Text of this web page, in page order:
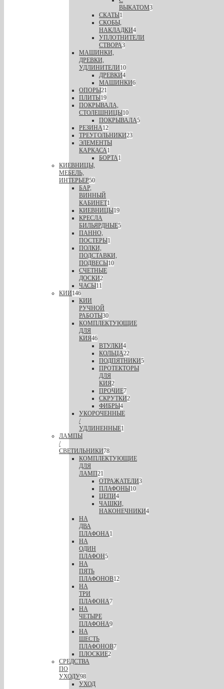
ВЫКАТОМ3
СКАТЫ1
СКОБЫ,
НАКЛАДКИ4
УПЛОТНИТЕЛИ
СТВОРА3
МАШИНКИ,
ДРЕВКИ,
УДЛИНИТЕЛИ10
ДРЕВКИ4
МАШИНКИ6
ОПОРЫ21
ПЛИТЫ19
ПОКРЫВАЛА,
СТОЛЕШНИЦЫ10
ПОКРЫВАЛА5
РЕЗИНА12
ТРЕУГОЛЬНИКИ23
ЭЛЕМЕНТЫ
КАРКАСА1
БОРТА1
КИЕВНИЦЫ,
МЕБЕЛЬ,
ИНТЕРЬЕР50
БАР,
ВИННЫЙ
КАБИНЕТ1
КИЕВНИЦЫ19
КРЕСЛА
БИЛЬЯРДНЫЕ5
ПАННО,
ПОСТЕРЫ1
ПОЛКИ,
ПОДСТАВКИ,
ПОДВЕСЫ10
СЧЕТНЫЕ
ДОСКИ2
ЧАСЫ11
КИИ146
КИИ
РУЧНОЙ
РАБОТЫ30
КОМПЛЕКТУЮЩИЕ
ДЛЯ
КИЯ46
ВТУЛКИ4
КОЛЬЦА22
ПОДПЯТНИКИ5
ПРОТЕКТОРЫ
ДЛЯ
КИЯ2
ПРОЧИЕ7
СКРУТКИ2
ФИБРЫ4
УКОРОЧЕННЫЕ
/
УДЛИНЕННЫЕ1
ЛАМПЫ
/
СВЕТИЛЬНИКИ78
КОМПЛЕКТУЮЩИЕ
ДЛЯ
ЛАМП21
ОТРАЖАТЕЛИ3
ПЛАФОНЫ10
ЦЕПИ4
ЧАШКИ,
НАКОНЕЧНИКИ4
НА
ДВА
ПЛАФОНА1
НА
ОДИН
ПЛАФОН5
НА
ПЯТЬ
ПЛАФОНОВ12
НА
ТРИ
ПЛАФОНА7
НА
ЧЕТЫРЕ
ПЛАФОНА9
НА
ШЕСТЬ
ПЛАФОНОВ7
ПЛОСКИЕ2
СРЕДСТВА
ПО
УХОДУ98
УХОД